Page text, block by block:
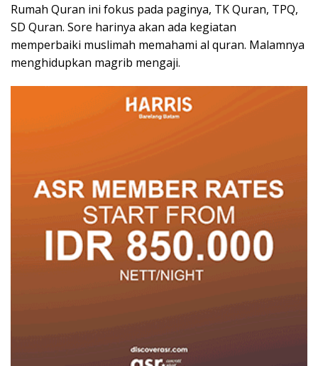
Rumah Quran ini fokus pada paginya, TK Quran, TPQ,
SD Quran. Sore harinya akan ada kegiatan
memperbaiki muslimah memahami al quran. Malamnya
menghidupkan magrib mengaji.